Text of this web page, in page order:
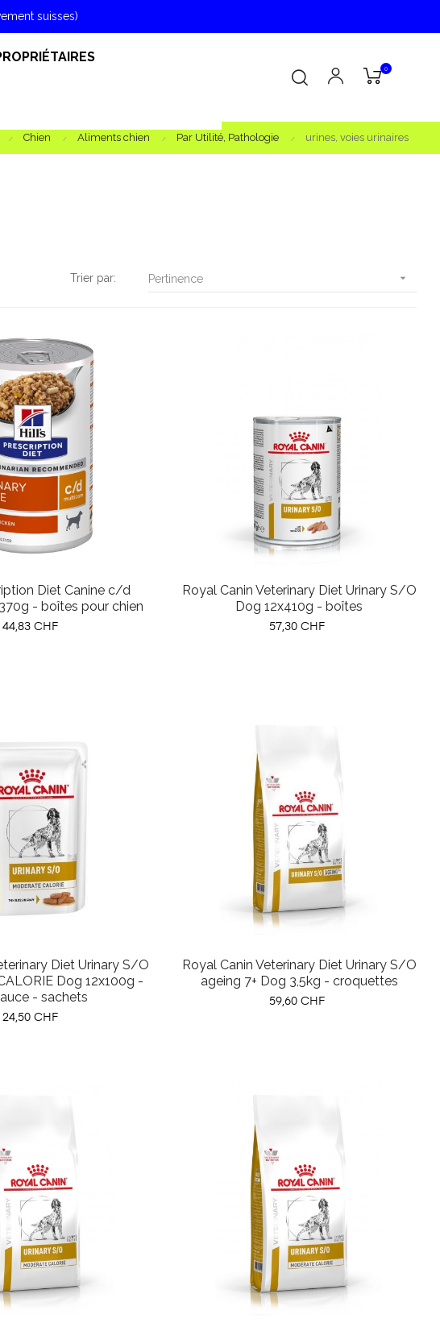
suisses)
0
Chien Aliments chien Par Utilité, Pathologie urines, voies urinaires
Trier par: Pertinence 
Diet Canine c/d
- boîtes pour chien
Prix
44,83 CHF
Royal Canin Veterinary Diet Urinary S/O
Dog 12x410g - boîtes
Prix
57,30 CHF
Diet Urinary S/O
Dog 12x100g -
- sachets
Prix
24,50 CHF
Royal Canin Veterinary Diet Urinary S/O
ageing 7+ Dog 3,5kg - croquettes
Prix
59,60 CHF